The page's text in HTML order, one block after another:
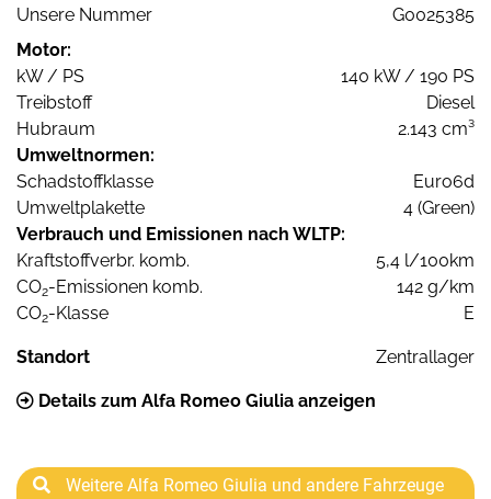
Unsere Nummer
G0025385
Motor:
kW / PS
140 kW / 190 PS
Treibstoff
Diesel
Hubraum
2.143 cm³
Umweltnormen:
Schadstoffklasse
Euro6d
Umweltplakette
4 (Green)
Verbrauch und Emissionen nach WLTP:
Kraftstoffverbr. komb.
5,4 l/100km
CO2-Emissionen komb.
142 g/km
CO2-Klasse E
Standort Zentrallager
Details zum Alfa Romeo Giulia anzeigen
Weitere Alfa Romeo Giulia und andere Fahrzeuge